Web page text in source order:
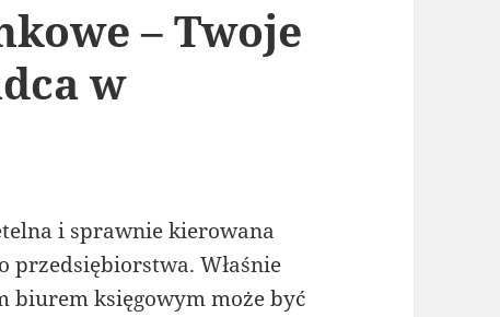
– Twoje
w
i sprawnie kierowana
przedsiębiorstwa. Właśnie
biurem księgowym może być